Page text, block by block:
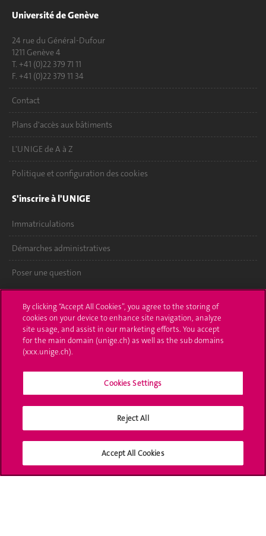
Université de Genève
24 rue du Général-Dufour
1211 Genève 4
T. +41 (0)22 379 71 11
F. +41 (0)22 379 11 34
Contact
Plans d'accès aux bâtiments
L'UNIGE de A à Z
Politique et configuration des cookies
S'inscrire à l'UNIGE
Immatriculations
Démarches administratives
Poser une question
UNIGE Mobile
Médias
Offres d'emploi
Bibliothèque
Médias sociaux UNIGE
By clicking “Accept All Cookies”, you agree to the storing of
cookies on your device to enhance site navigation, analyze
site usage, and assist in our marketing efforts. You accept
for the main domain (unige.ch) as well as the sub domains
(xxx.unige.ch).
Cookies Settings
Reject All
Accept All Cookies